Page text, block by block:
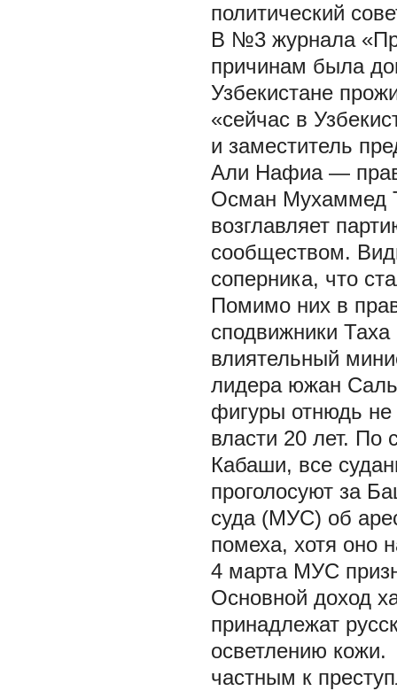
политический
В №3 журнала
причинам была
Узбекистане
«сейчас в
и заместитель
Али Нафиа —
Осман Мухаммед
возглавляет
сообществом.
соперника, что
Помимо них в
сподвижники
влиятельный
лидера южан
фигуры отнюдь
власти 20 лет. По
Кабаши, все
проголосуют за
суда (МУС) об
помеха, хотя оно
4 марта МУС
Основной доход
принадлежат
осветлению кожи.
частным к